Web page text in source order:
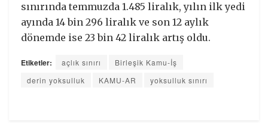
sınırında temmuzda 1.485 liralık, yılın ilk yedi
ayında 14 bin 296 liralık ve son 12 aylık
dönemde ise 23 bin 42 liralık artış oldu.
Etiketler: açlık sınırı
Birleşik Kamu-İş
derin yoksulluk
KAMU-AR yoksulluk sınırı